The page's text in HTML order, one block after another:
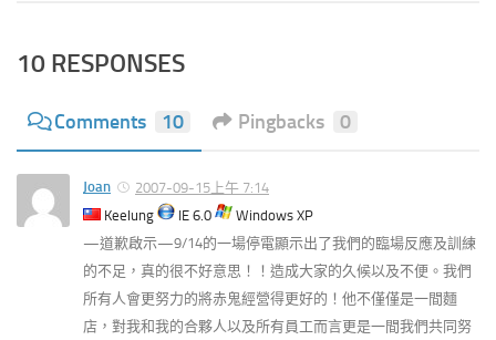
10 RESPONSES
Comments 10 Pingbacks 0
Joan
2007-09-15上午 7:14
Keelung
IE 6.0
Windows XP
—道歉啟示—9/14的一場停電顯示出了我們的臨場反應及訓練
的不足，真的很不好意思！！造成大家的久候以及不便。我們
所有人會更努力的將赤鬼經營得更好的！他不僅僅是一間麵
店，對我和我的合夥人以及所有員工而言更是一間我們共同努